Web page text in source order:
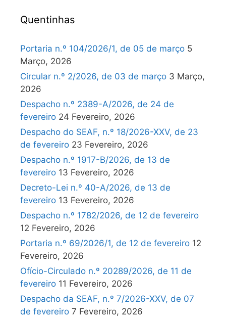
Quentinhas
Portaria n.º 104/2026/1, de 05 de março 5
Março, 2026
Circular n.º 2/2026, de 03 de março 3 Março,
2026
Despacho n.º 2389-A/2026, de 24 de
fevereiro 24 Fevereiro, 2026
Despacho do SEAF, n.º 18/2026-XXV, de 23
de fevereiro 23 Fevereiro, 2026
Despacho n.º 1917-B/2026, de 13 de
fevereiro 13 Fevereiro, 2026
Decreto-Lei n.º 40-A/2026, de 13 de
fevereiro 13 Fevereiro, 2026
Despacho n.º 1782/2026, de 12 de fevereiro
12 Fevereiro, 2026
Portaria n.º 69/2026/1, de 12 de fevereiro 12
Fevereiro, 2026
Ofício-Circulado n.º 20289/2026, de 11 de
fevereiro 11 Fevereiro, 2026
Despacho da SEAF, n.º 7/2026-XXV, de 07
de fevereiro 7 Fevereiro, 2026